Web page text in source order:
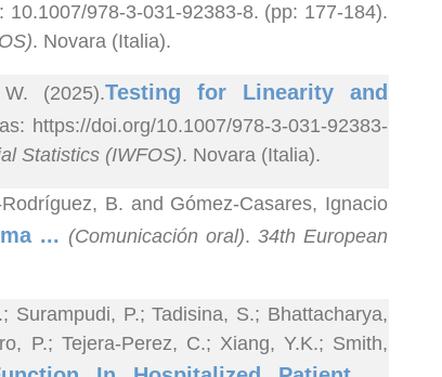
10.1007/978-3-031-92383-8. (pp: 177-184).
. Novara (Italia).
(2025).Testing for Linearity and
https://doi.org/10.1007/978-3-031-92383-
Statistics (IWFOS). Novara (Italia).
B. and Gómez-Casares, Ignacio
... (Comunicación oral). 34th European
P.; Tadisina, S.; Bhattacharya,
P.; Tejera-Perez, C.; Xiang, Y.K.; Smith,